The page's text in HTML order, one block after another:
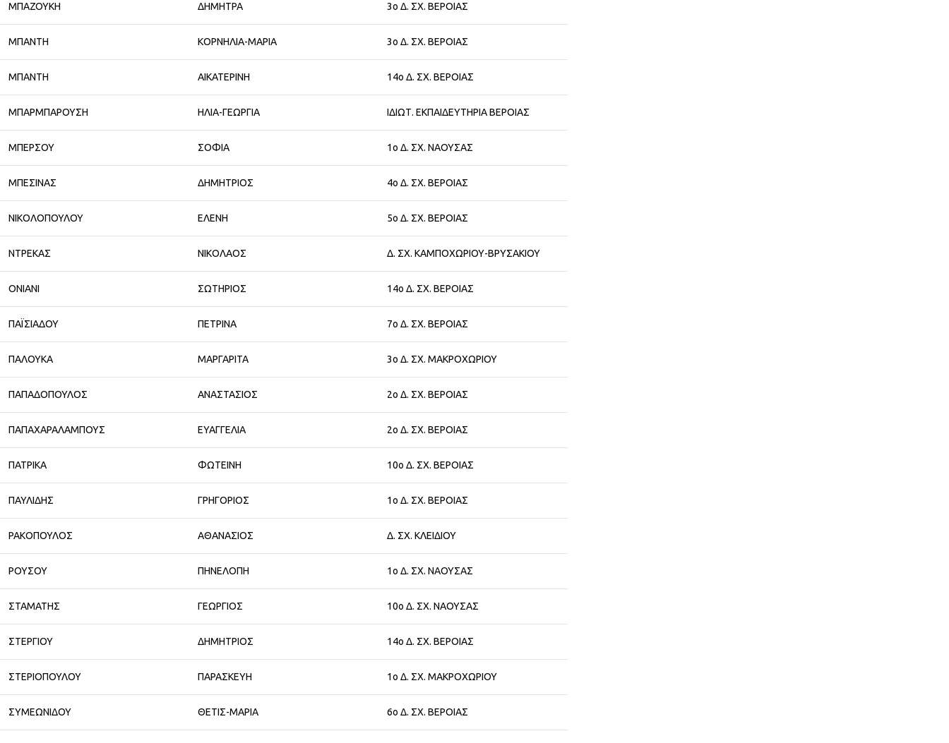
ΜΠΑΖΟΥΚΗ ΔΗΜΗΤΡΑ 3ο Δ. ΣΧ. ΒΕΡΟΙΑΣ
ΜΠΑΝΤΗ ΚΟΡΝΗΛΙΑ-ΜΑΡΙΑ 3ο Δ. ΣΧ. ΒΕΡΟΙΑΣ
ΜΠΑΝΤΗ ΑΙΚΑΤΕΡΙΝΗ 14ο Δ. ΣΧ. ΒΕΡΟΙΑΣ
ΜΠΑΡΜΠΑΡΟΥΣΗ ΗΛΙΑ-ΓΕΩΡΓΙΑ ΙΔΙΩΤ. ΕΚΠΑΙΔΕΥΤΗΡΙΑ ΒΕΡΟΙΑΣ
ΜΠΕΡΣΟΥ ΣΟΦΙΑ 1ο Δ. ΣΧ. ΝΑΟΥΣΑΣ
ΜΠΕΣΙΝΑΣ ΔΗΜΗΤΡΙΟΣ 4ο Δ. ΣΧ. ΒΕΡΟΙΑΣ
ΝΙΚΟΛΟΠΟΥΛΟΥ ΕΛΕΝΗ 5ο Δ. ΣΧ. ΒΕΡΟΙΑΣ
ΝΤΡΕΚΑΣ ΝΙΚΟΛΑΟΣ Δ. ΣΧ. ΚΑΜΠΟΧΩΡΙΟΥ-ΒΡΥΣΑΚΙΟΥ
ΟΝΙΑΝΙ ΣΩΤΗΡΙΟΣ 14ο Δ. ΣΧ. ΒΕΡΟΙΑΣ
ΠΑΪΣΙΑΔΟΥ ΠΕΤΡΙΝΑ 7ο Δ. ΣΧ. ΒΕΡΟΙΑΣ
ΠΑΛΟΥΚΑ ΜΑΡΓΑΡΙΤΑ 3ο Δ. ΣΧ. ΜΑΚΡΟΧΩΡΙΟΥ
ΠΑΠΑΔΟΠΟΥΛΟΣ ΑΝΑΣΤΑΣΙΟΣ 2ο Δ. ΣΧ. ΒΕΡΟΙΑΣ
ΠΑΠΑΧΑΡΑΛΑΜΠΟΥΣ ΕΥΑΓΓΕΛΙΑ 2ο Δ. ΣΧ. ΒΕΡΟΙΑΣ
ΠΑΤΡΙΚΑ ΦΩΤΕΙΝΗ 10ο Δ. ΣΧ. ΒΕΡΟΙΑΣ
ΠΑΥΛΙΔΗΣ ΓΡΗΓΟΡΙΟΣ 1ο Δ. ΣΧ. ΒΕΡΟΙΑΣ
ΡΑΚΟΠΟΥΛΟΣ ΑΘΑΝΑΣΙΟΣ Δ. ΣΧ. ΚΛΕΙΔΙΟΥ
ΡΟΥΣΟΥ ΠΗΝΕΛΟΠΗ 1ο Δ. ΣΧ. ΝΑΟΥΣΑΣ
ΣΤΑΜΑΤΗΣ ΓΕΩΡΓΙΟΣ 10ο Δ. ΣΧ. ΝΑΟΥΣΑΣ
ΣΤΕΡΓΙΟΥ ΔΗΜΗΤΡΙΟΣ 14ο Δ. ΣΧ. ΒΕΡΟΙΑΣ
ΣΤΕΡΙΟΠΟΥΛΟΥ ΠΑΡΑΣΚΕΥΗ 1ο Δ. ΣΧ. ΜΑΚΡΟΧΩΡΙΟΥ
ΣΥΜΕΩΝΙΔΟΥ ΘΕΤΙΣ-ΜΑΡΙΑ 6ο Δ. ΣΧ. ΒΕΡΟΙΑΣ